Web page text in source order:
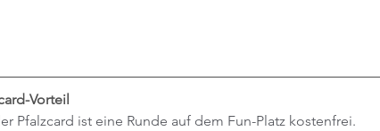
Vorteil
Pfalzcard ist eine Runde auf dem Fun-Platz kostenfrei.